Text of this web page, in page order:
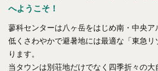
へようこそ！
蓼科センターは八ヶ岳をはじめ南・中央
低くさわやかで避暑地には最適な「東急
ります。
当タウンは別荘地だけでなく四季折々の
相場を教えてほしい
売却方法等について相談